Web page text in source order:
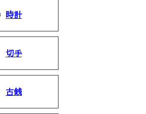
時計
切手
古銭